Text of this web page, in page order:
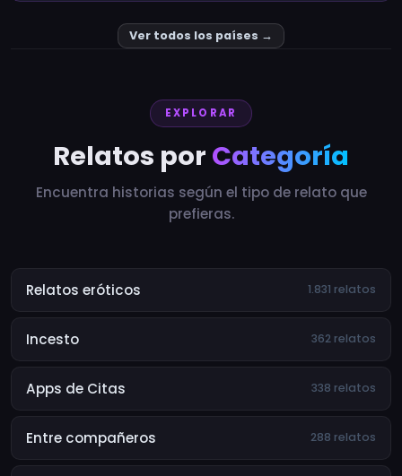
Ver todos los países →
EXPLORAR
Relatos por Categoría
Encuentra historias según el tipo de relato que
prefieras.
Relatos eróticos 1.831 relatos
Incesto 362 relatos
Apps de Citas 338 relatos
Entre compañeros 288 relatos